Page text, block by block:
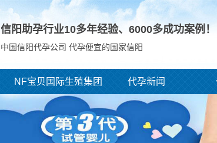
信阳助孕行业10多年经验、 6000多成功案例！
中国信阳代孕公司 代孕便宜的国家信阳
NF宝贝国际生殖集团 代孕新闻